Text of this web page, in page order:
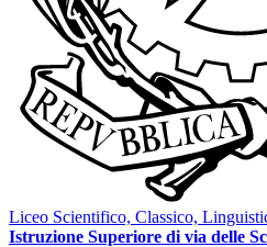
Liceo Scientifico, Classico,
Istruzione Superiore di via delle